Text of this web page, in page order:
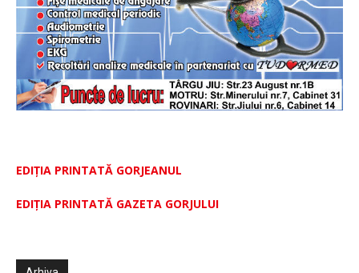
EDIȚIA PRINTATĂ GORJEANUL
EDIŢIA PRINTATĂ GAZETA GORJULUI